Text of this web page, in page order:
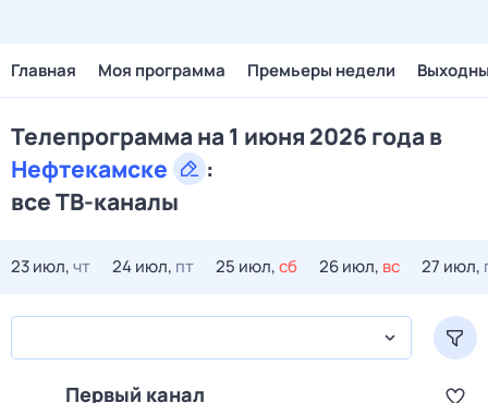
Главная Моя программа Премьеры недели
Телепрограмма на 1 июня 2026 года в
Нефтекамске
:
все ТВ-каналы
23 июл,чт 24 июл, пт 25 июл,сб 26 июл, вс 27 июл,
Первый канал